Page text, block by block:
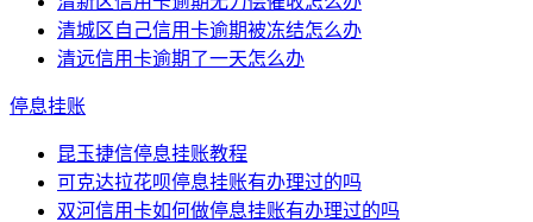
清城区自己信用卡逾期被冻结怎么办
清远信用卡逾期了一天怎么办
停息挂账
昆玉捷信停息挂账教程
可克达拉花呗停息挂账有办理过的吗
双河信用卡如何做停息挂账有办理过的吗